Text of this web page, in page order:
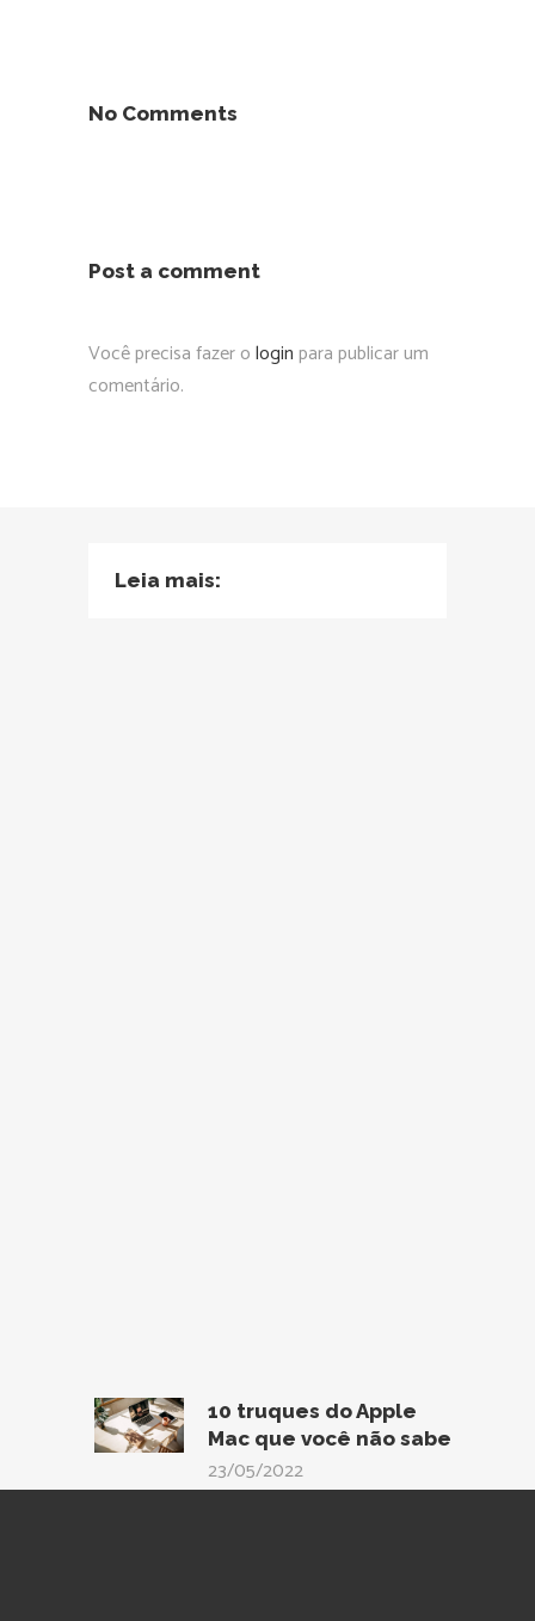
No Comments
Post a comment
Você precisa fazer ologinpara publicar um
comentário.
Leia mais:
10 truques do Apple
Mac que você não sabe
23/05/2022